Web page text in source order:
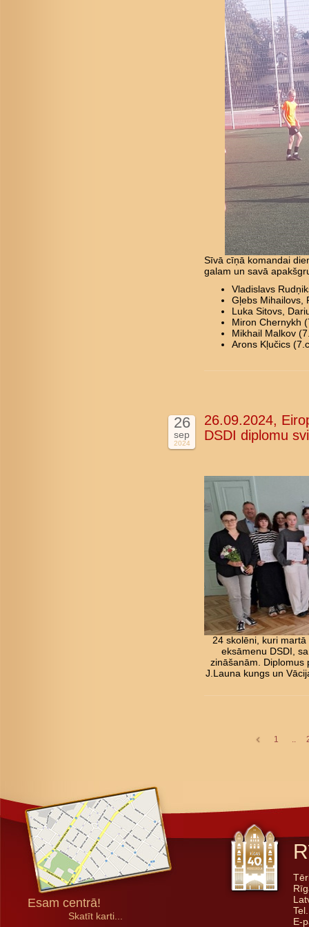
Sīvā cīņā komandai
galam un savā
Vladislavs
Gļebs Mihailovs,
Luka Sitovs,
Miron Chernykh
Mikhail Malkov
Arons Kļučics
26
sep
2024
26.09.2024,
DSDI diplomu
24 skolēni, kuri
eksāmenu DSDI,
zināšanām. Diplomus
J.Launa kungs un
1 ..
Esam centrā!
Skatīt karti...
E-